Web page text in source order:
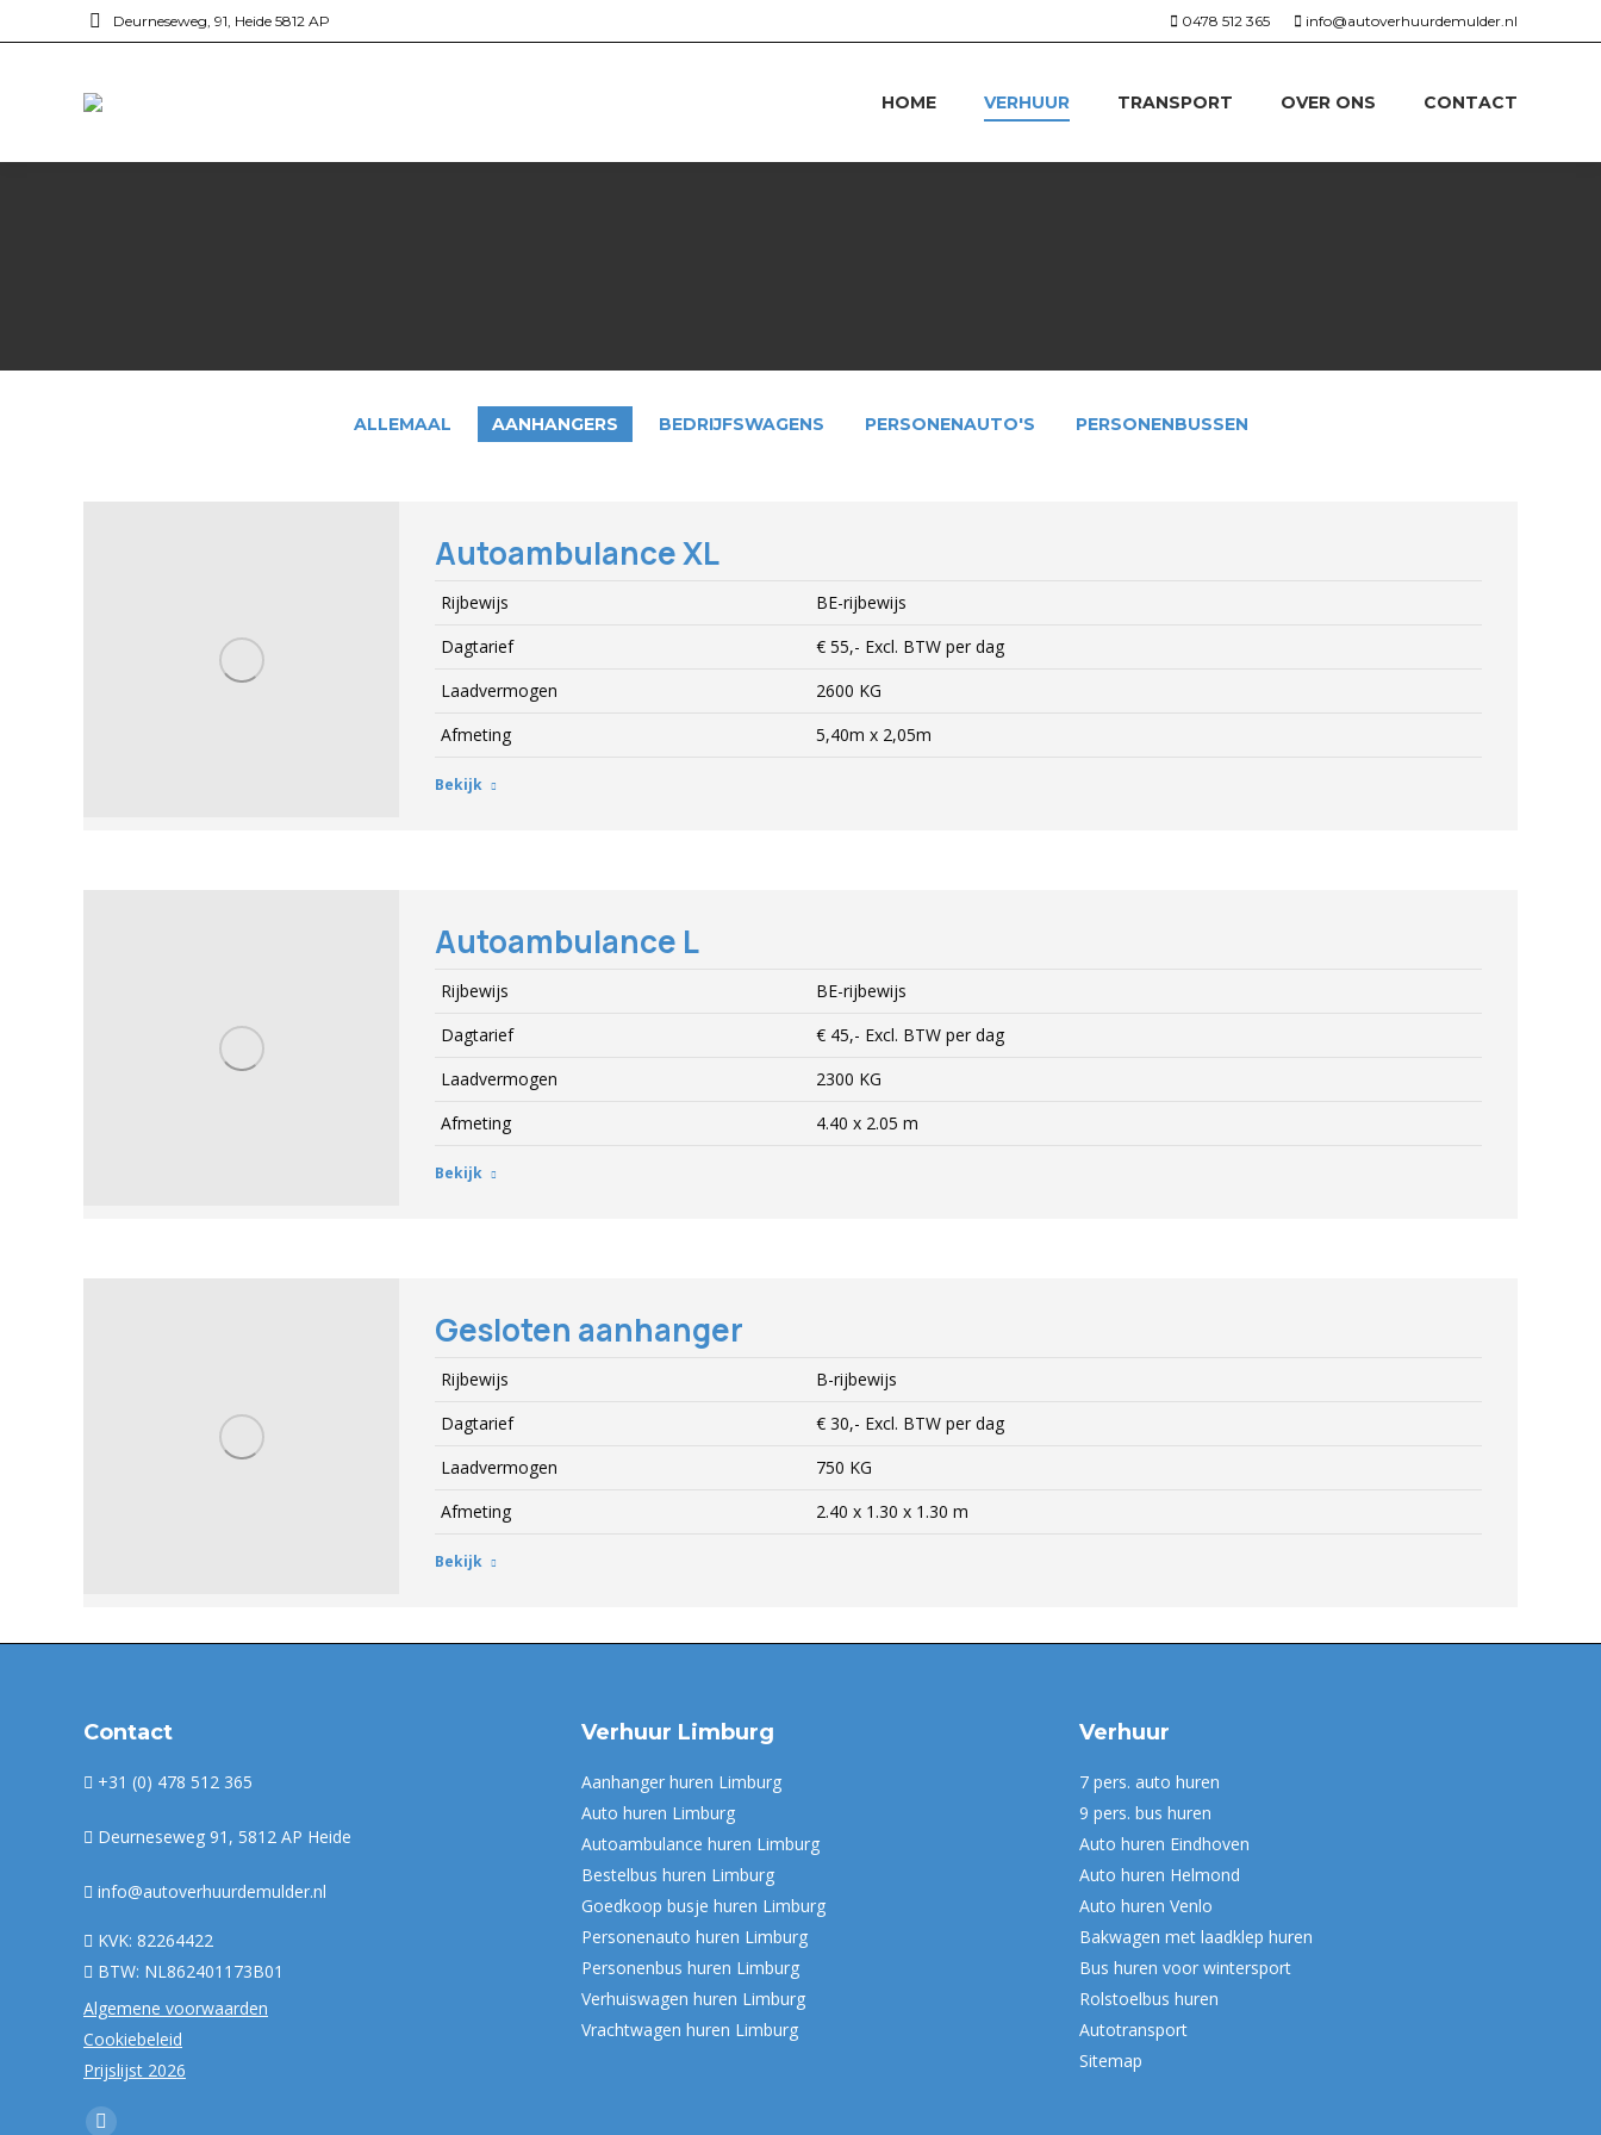
Deurneseweg, 91, Heide 5812 AP 0478 512 365 info@autoverhuurdemulder.nl
HOME VERHUUR TRANSPORT OVER ONS CONTACT
ALLEMAAL AANHANGERS BEDRIJFSWAGENS PERSONENAUTO'S PERSONENBUSSEN
Autoambulance XL
Rijbewijs
BE-rijbewijs
Dagtarief
€ 55,- Excl. BTW per dag
Laadvermogen
2600 KG
Afmeting
5,40m x 2,05m
Bekijk
Autoambulance L
Rijbewijs
BE-rijbewijs
Dagtarief
€ 45,- Excl. BTW per dag
Laadvermogen
2300 KG
Afmeting
4.40 x 2.05 m
Bekijk
Gesloten aanhanger
Rijbewijs
B-rijbewijs
Dagtarief
€ 30,- Excl. BTW per dag
Laadvermogen
750 KG
Afmeting
2.40 x 1.30 x 1.30 m
Bekijk
Contact
+31 (0) 478 512 365
Deurneseweg 91, 5812 AP Heide
info@autoverhuurdemulder.nl
KVK: 82264422
BTW: NL862401173B01
Algemene voorwaarden
Cookiebeleid
Prijslijst 2026
Vind ons op:
Verhuur Limburg
Aanhanger huren Limburg
Auto huren Limburg
Autoambulance huren Limburg
Bestelbus huren Limburg
Goedkoop busje huren Limburg
Personenauto huren Limburg
Personenbus huren Limburg
Verhuiswagen huren Limburg
Vrachtwagen huren Limburg
Verhuur
7 pers. auto huren
9 pers. bus huren
Auto huren Eindhoven
Auto huren Helmond
Auto huren Venlo
Bakwagen met laadklep huren
Bus huren voor wintersport
Rolstoelbus huren
Autotransport
Sitemap